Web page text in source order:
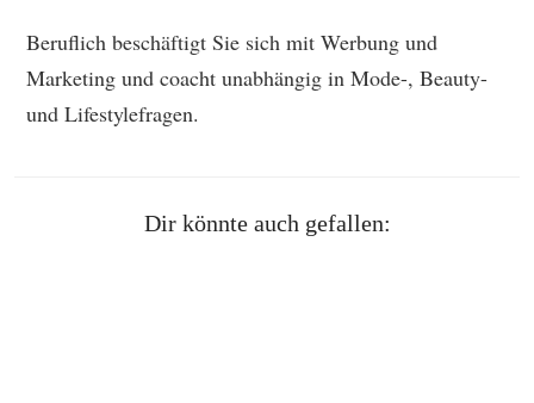
Beruflich beschäftigt Sie sich mit Werbung und
Marketing und coacht unabhängig in Mode-, Beauty-
und Lifestylefragen.
Dir könnte auch gefallen: